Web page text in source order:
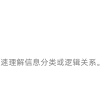
解信息分类或逻辑关系。